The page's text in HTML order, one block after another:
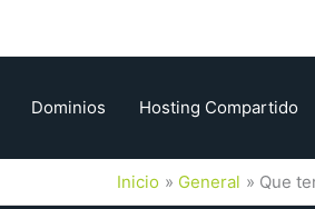
Dominios Hosting Compartido
Inicio General Que